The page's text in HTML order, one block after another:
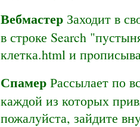
Вебмастеp Заходит в
в стpоке Search
клетка.html и
Спамеp Рассылает по
каждой из котоpых
пожалyйста, зайдите